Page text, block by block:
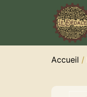
Accueil /